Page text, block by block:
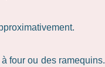
four ou des ramequins.